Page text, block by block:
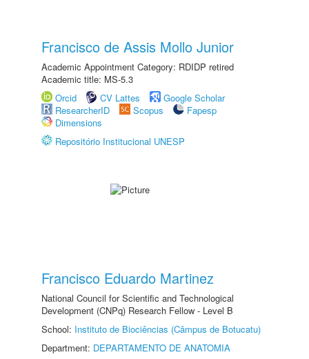
Francisco de Assis Mollo Junior
Academic Appointment Category: RDIDP retired
Academic title: MS-5.3
Orcid
CV Lattes
Google Scholar
ResearcherID
Scopus
Fapesp
Dimensions
Repositório Institucional UNESP
Francisco Eduardo Martinez
National Council for Scientific and Technological
Development (CNPq) Research Fellow - Level B
School: Instituto de Biociências (Câmpus de Botucatu)
Department: DEPARTAMENTO DE ANATOMIA